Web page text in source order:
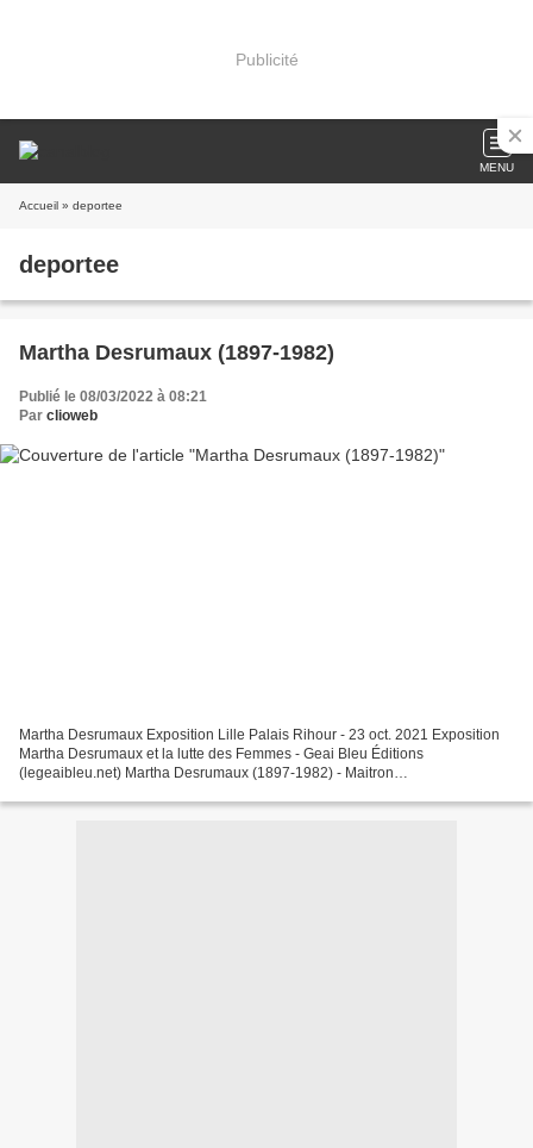
Publicité
MENU
Accueil » deportee
deportee
Martha Desrumaux (1897-1982)
Publié le 08/03/2022 à 08:21
Par clioweb
Martha Desrumaux Exposition Lille Palais Rihour - 23 oct. 2021 Exposition
Martha Desrumaux et la lutte des Femmes - Geai Bleu Éditions
(legeaibleu.net) Martha Desrumaux (1897-1982) - Maitron